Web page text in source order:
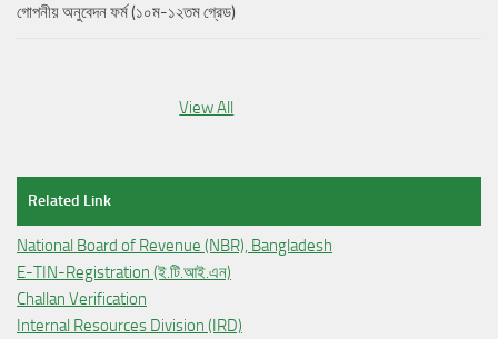
গোপনীয় অনুবেদন ফর্ম (১০ম-১২তম গ্রেড)
View All
Related Link
National Board of Revenue (NBR), Bangladesh
E-TIN-Registration (ই.টি.আই.এন)
Challan Verification
Internal Resources Division (IRD)